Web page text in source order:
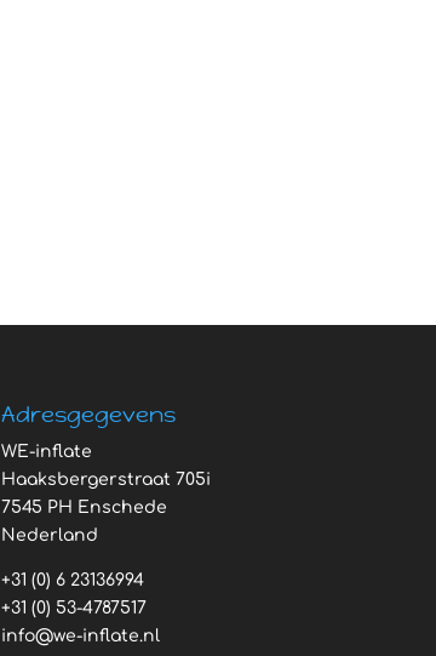
Adresgegevens
WE-inflate
Haaksbergerstraat 705i
7545 PH Enschede
Nederland
+31 (0) 6 23136994
+31 (0) 53-4787517
info@we-inflate.nl